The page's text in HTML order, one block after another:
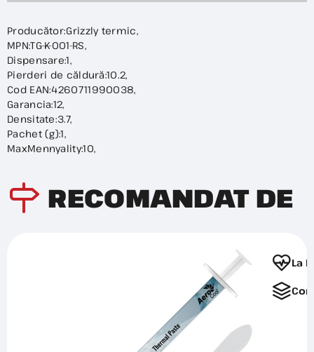
Producător:Grizzly termic,
MPN:TG-K-001-RS,
Dispensare:1,
Pierderi de căldură:10.2,
Cod EAN:4260711990038,
Garancia:12,
Densitate:3.7,
Pachet (g):1,
MaxMennyality:10,
RECOMANDAT DE
La